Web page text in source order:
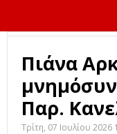
Πιάνα
Παρ.
Τρίτη, 07 Ιουλίου 2026